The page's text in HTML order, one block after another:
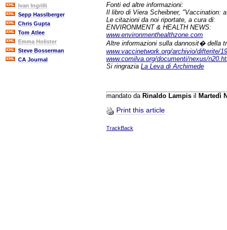
Ivan Ingrilli
Sepp Hasslberger
Chris Gupta
Tom Atlee
Emma Holister
Steve Bosserman
CA Journal
Fonti ed altre informazioni:
Il libro di Viera Scheibner, "Vaccination:
Le citazioni da noi riportate, a cura di:
ENVIRONMENT & HEALTH NEWS:
www.environmenthealthzone.com
Altre informazioni sulla dannosit� della
www.vaccinetwork.org/archivio/difterite/
www.comilva.org/documenti/nexus/
Si ringrazia La Leva di Archimede
mandato da Rinaldo Lampis il Martedì
Print this article
TrackBack